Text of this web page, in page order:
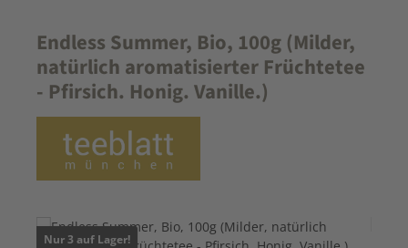
Endless Summer, Bio, 100g (Milder,
natürlich aromatisierter Früchtetee
- Pfirsich. Honig. Vanille.)
Bildergalerie überspringen
Nur 3 auf Lager!